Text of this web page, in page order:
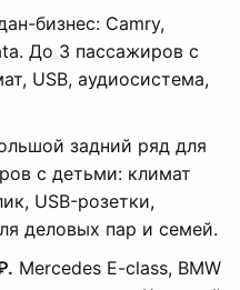
бизнес: Camry,
До 3 пассажиров с
USB, аудиосистема,
задний ряд для
с детьми: климат
USB-розетки,
деловых пар и семей.
Mercedes E-class, BMW